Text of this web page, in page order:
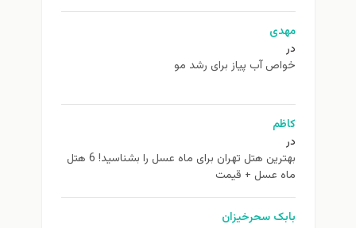
مهدی
در
خواص آب پیاز برای رشد مو
کاظم
در
بهترین هتل تهران برای ماه عسل را بشناسید! 6 هتل
ماه عسل + قیمت
بابک سحرخیزان